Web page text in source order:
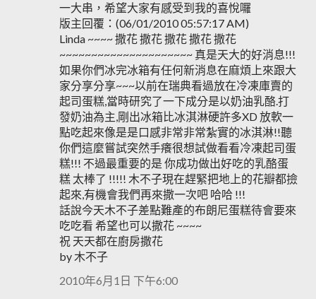
一大串，希望大家有感受到我的喜悅囉
版主回覆：(06/01/2010 05:57:17 AM)
Linda ~~~~ 撒花 撒花 撒花 撒花 撒花
~~~~~~~~~~~~~~~~~~~~~ 真是天大的好消息!!!
如果你們冰完冰箱有任何新消息在麻煩上來跟大
家分享分享~~~以前在瑞典看過放在冷凍庫賣的
起司蛋糕,當時研究了一下成分是以奶油乳酪.打
發奶油為主,剛出冰箱比冰淇淋硬許多XD 放軟一
點吃起來像是是口感非常非常紮實的冰淇淋!!聽
你們這麼嘗試突然手癢很想試做看看冷凍起司蛋
糕!!! 不過最重要的是 你成功做出好吃的乳酪蛋
糕 太棒了 !!!!! 木不子現在趕緊把地上的花瓣都撿
起來,有機會我們再來撒一次吧 哈哈 !!!
話說今天木不子差點難產的布朗尼蛋糕待會要來
吃吃看 希望也可以撒花 ~~~~
祝 天天都在廚房撒花
by 木不子
2010年6月1日 下午6:00